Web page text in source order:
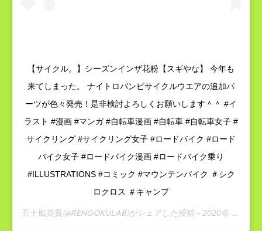
【サイクル。】シーズンインザ花粉【スギやな】 今年も
来てしまった。 ナイトロバンビサイクルウエアの追加パ
ーツが色々発売！是非検討よろしくお願いします＾＾ #イ
ラスト #漫画 #マンガ #自転車漫画 #自転車 #自転車女子 #
サイクリング #サイクリング女子 #ロードバイク #ロード
バイク女子 #ロードバイク漫画 #ロードバイク乗り
#ILLUSTRATIONS #コミック #マウンテンバイク ＃シク
ロクロス ＃キャンプ
五十嵐英貴 (@RENGOKULAB)がシェアした投稿 –2020年 2月月27日午後8時31分PST